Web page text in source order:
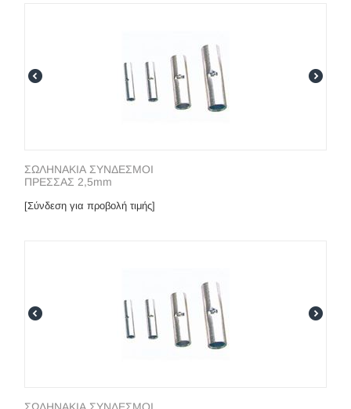
ΣΩΛΗΝΑΚΙΑ ΣΥΝΔΕΣΜΟΙ
ΠΡΕΣΣΑΣ 2,5mm
[Σύνδεση για προβολή τιμής]